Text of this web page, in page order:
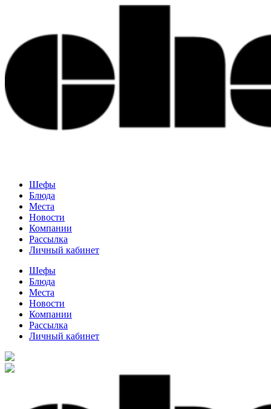
Шефы
Блюда
Места
Новости
Компании
Рассылка
Личный кабинет
Шефы
Блюда
Места
Новости
Компании
Рассылка
Личный кабинет